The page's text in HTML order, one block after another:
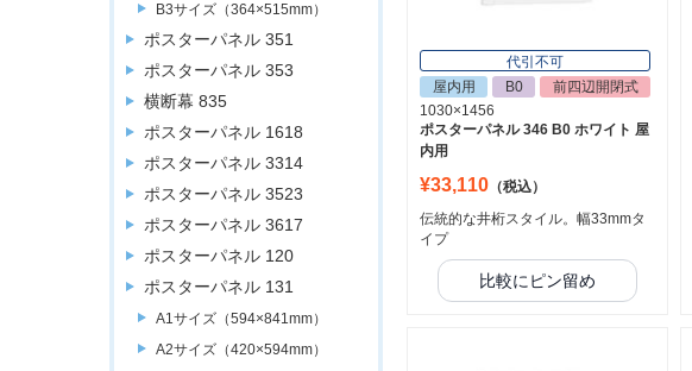
代引不可
屋内用
B0
前四辺開閉式
1030×1456
ポスターパネル 346 B0 ホワイト 屋
内用
¥33,110 （税込）
伝統的な井桁スタイル。幅33mmタ
イプ
比較にピン留め
B3サイズ（364×515mm）
ポスターパネル 351
ポスターパネル 353
横断幕 835
ポスターパネル 1618
ポスターパネル 3314
ポスターパネル 3523
ポスターパネル 3617
ポスターパネル 120
ポスターパネル 131
A1サイズ（594×841mm）
A2サイズ（420×594mm）